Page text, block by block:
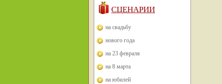
СЦЕНАРИИ
на свадьбу
нового года
на 23 февраля
на 8 марта
на юбилей